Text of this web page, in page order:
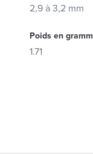
2,9 à 3,2 mm
Poids en
1.71